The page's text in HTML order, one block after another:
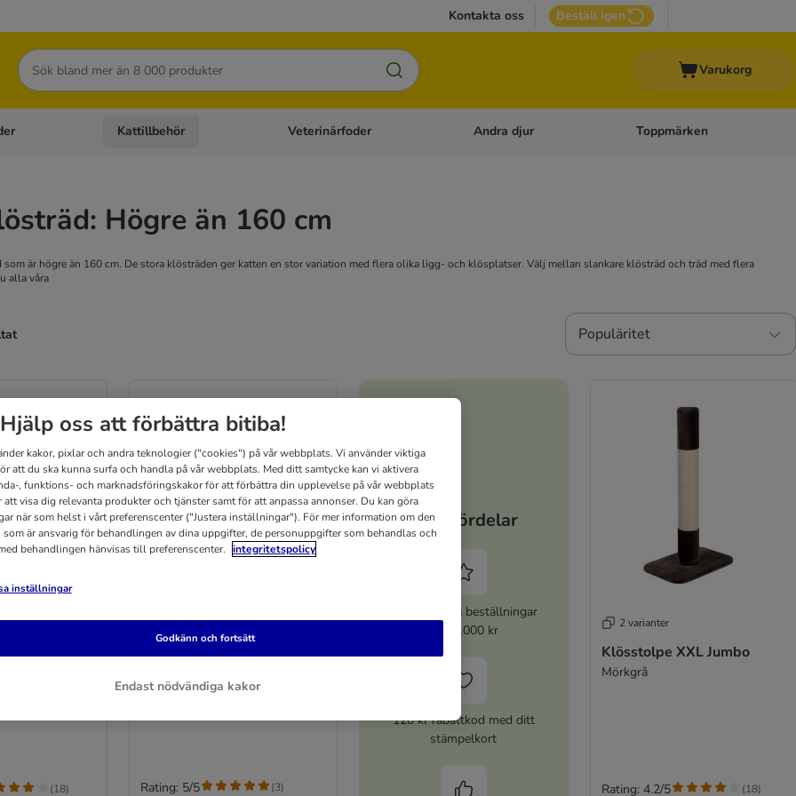
Kontakta oss Beställ igen
Sök
Varukorg
menu: HundtillbehörOpen category menu: Kattfoder
Kattillbehör Open category menu: Kattillbehör
Veterinärfoder Open category menu: Veterinärfoder
Andra djur Open category menu: Andra
Toppmärken
Högre än 160 cm
är högre än 160 cm. De stora klösträden ger katten en stor variation med flera olika ligg- och klösplatser. Välj mellan slankare klösträd och träd med flera
alla våra
Populäritet
Jumbo
(18) Rating: 5/5 (3)
Dina fördelar
5% rabatt på beställningar
över 1000 kr
120 kr rabattkod med ditt
stämpelkort
2 varianter
Klösstolpe XXL Jumbo
Mörkgrå
Rating: 4.2/5 (18)
Hjälp oss att förbättra bitiba!
kakor, pixlar och andra teknologier ("cookies") på vår webbplats. Vi använder viktiga
att du ska kunna surfa och handla på vår webbplats. Med ditt samtycke kan vi aktivera
, funktions- och marknadsföringskakor för att förbättra din upplevelse på vår webbplats
att visa dig relevanta produkter och tjänster samt för att anpassa annonser. Du kan göra
när som helst i vårt preferenscenter ("Justera inställningar"). För mer information om den
som är ansvarig för behandlingen av dina uppgifter, de personuppgifter som behandlas och
behandlingen hänvisas till preferenscenter. integritetspolicy
inställningar
Endast nödvändiga kakor
Godkänn och fortsätt